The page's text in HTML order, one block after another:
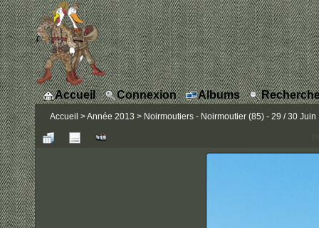
Accueil Connexion Albums
Accueil >Année 2013 > Noirmoutiers - Noirmoutier (85) - 29 / 30 Juin